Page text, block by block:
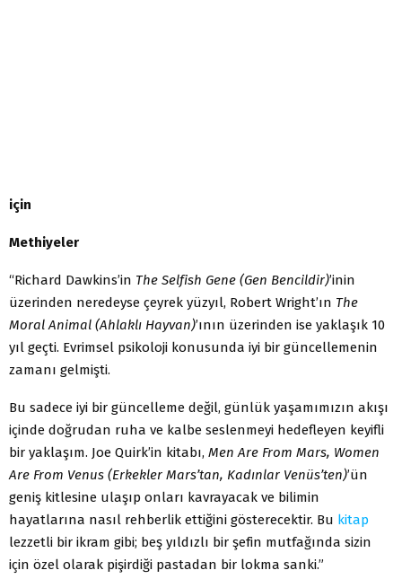
için
Methiyeler
“Richard Dawkins’in The Selfish Gene (Gen Bencildir)’inin
üzerinden neredeyse çeyrek yüzyıl, Robert Wright’ın The
Moral Animal (Ahlaklı Hayvan)’ının üzerinden ise yaklaşık 10
yıl geçti. Evrimsel psikoloji konusunda iyi bir güncellemenin
zamanı gelmişti.
Bu sadece iyi bir güncelleme değil, günlük yaşamımızın akışı
içinde doğrudan ruha ve kalbe seslenmeyi hedefleyen keyifli
bir yaklaşım. Joe Quirk’in kitabı, Men Are From Mars, Women
Are From Venus (Erkekler Mars’tan, Kadınlar Venüs’ten)’ün
geniş kitlesine ulaşıp onları kavrayacak ve bilimin
hayatlarına nasıl rehberlik ettiğini gösterecektir. Bu kitap
lezzetli bir ikram gibi; beş yıldızlı bir şefin mutfağında sizin
için özel olarak pişirdiği pastadan bir lokma sanki.”